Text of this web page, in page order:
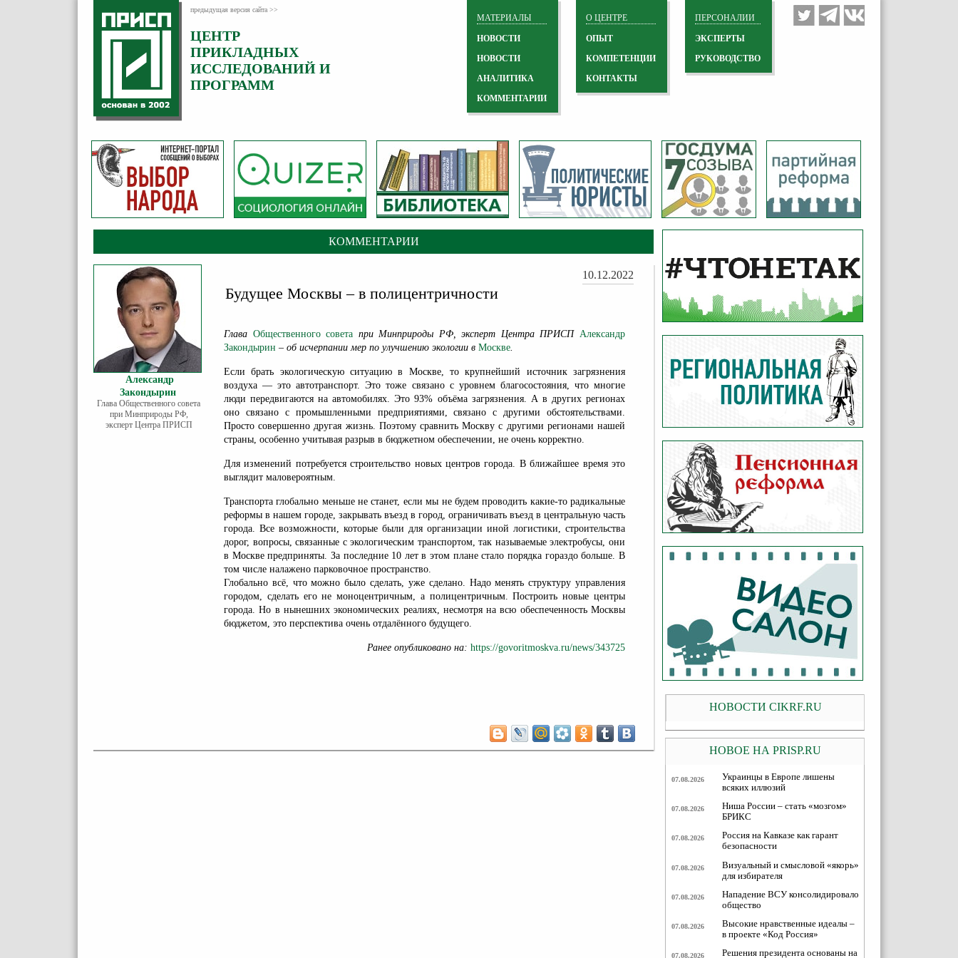
предыдущая версия сайта >>
ЦЕНТР
ПРИКЛАДНЫХ
ИССЛЕДОВАНИЙ И
ПРОГРАММ
ПЕРСОНАЛИИ
ЭКСПЕРТЫ
РУКОВОДСТВО
О ЦЕНТРЕ
ОПЫТ
КОМПЕТЕНЦИИ
КОНТАКТЫ
МАТЕРИАЛЫ
НОВОСТИ
НОВОСТИ
АНАЛИТИКА
КОММЕНТАРИИ
КОММЕНТАРИИ
Александр
Закондырин
Глава Общественного совета
при Минприроды РФ,
эксперт Центра ПРИСП
10.12.2022
Будущее Москвы – в полицентричности
Глава Общественного совета при Минприроды РФ, эксперт Центра ПРИСПАлександр
Закондырин – об исчерпании мер по улучшению экологии в Москве.
Если брать экологическую ситуацию в Москве, то крупнейший источник загрязнения
воздуха — это автотранспорт. Это тоже связано с уровнем благосостояния, что многие
люди передвигаются на автомобилях. Это 93% объёма загрязнения. А в других регионах
оно связано с промышленными предприятиями, связано с другими обстоятельствами.
Просто совершенно другая жизнь. Поэтому сравнить Москву с другими регионами нашей
страны, особенно учитывая разрыв в бюджетном обеспечении, не очень корректно.
Для изменений потребуется строительство новых центров города. В ближайшее время это
выглядит маловероятным.
Транспорта глобально меньше не станет, если мы не будем проводить какие-то радикальные
реформы в нашем городе, закрывать въезд в город, ограничивать въезд в центральную часть
города. Все возможности, которые были для организации иной логистики, строительства
дорог, вопросы, связанные с экологическим транспортом, так называемые электробусы, они
в Москве предприняты. За последние 10 лет в этом плане стало порядка гораздо больше. В
том числе налажено парковочное пространство.
Глобально всё, что можно было сделать, уже сделано. Надо менять структуру управления
городом, сделать его не моноцентричным, а полицентричным. Построить новые центры
города. Но в нынешних экономических реалиях, несмотря на всю обеспеченность Москвы
бюджетом, это перспектива очень отдалённого будущего.
Ранее опубликовано на: https://govoritmoskva.ru/news/343725
НОВОСТИ CIKRF.RU
НОВОЕ НА PRISP.RU
07.08.2026
Украинцы в Европе лишены
всяких иллюзий
07.08.2026
Ниша России – стать «мозгом»
БРИКС
07.08.2026
Россия на Кавказе как гарант
безопасности
07.08.2026
Визуальный и смысловой «якорь»
для избирателя
07.08.2026
Нападение ВСУ консолидировало
общество
07.08.2026
Высокие нравственные идеалы –
в проекте «Код Россия»
07.08.2026
Решения президента основаны на